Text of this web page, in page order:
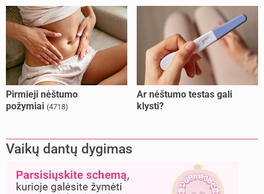
Pirmieji nėštumo
požymiai (4718)
Ar nėštumo testas gali
klysti?
Vaikų dantų dygimas